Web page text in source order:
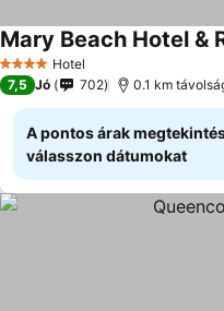
4 KategóriaHotel
Mary Beach Hotel &
7,5 Jó 702 0.1 km
A pontos árak
válasszon dátumokat